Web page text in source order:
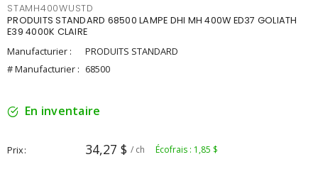
STAMH400WUSTD
PRODUITS STANDARD 68500 LAMPE DHI MH 400W ED37 GOLIATH
E39 4000K CLAIRE
Manufacturier :
PRODUITS STANDARD
# Manufacturier : 68500
En inventaire
Prix 34,27 $ / ch Écofrais : 1,85 $